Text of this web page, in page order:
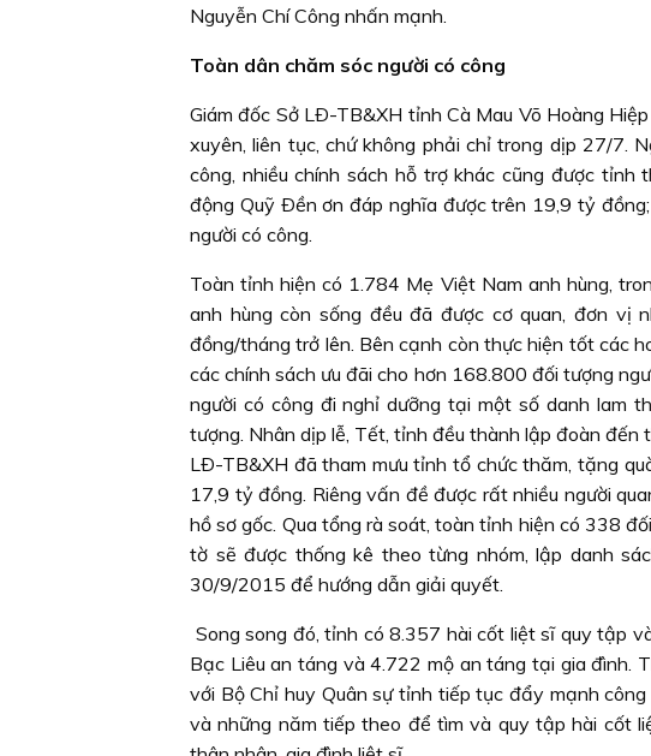
Nguyễn Chí Công nhấn mạnh.
Toàn dân chăm sóc người có công
Giám đốc Sở LÐ-TB&XH tỉnh Cà Mau Võ Hoàng
xuyên, liên tục, chứ không phải chỉ trong dịp 27/7.
công, nhiều chính sách hỗ trợ khác cũng được
động Quỹ Ðền ơn đáp nghĩa được trên 19,9 tỷ
người có công.
Toàn tỉnh hiện có 1.784 Mẹ Việt Nam anh hùng,
anh hùng còn sống đều đã được cơ quan, đơn vị
đồng/tháng trở lên. Bên cạnh còn thực hiện tốt các
các chính sách ưu đãi cho hơn 168.800 đối tượng
người có công đi nghỉ dưỡng tại một số danh lam
tượng. Nhân dịp lễ, Tết, tỉnh đều thành lập đoàn
LÐ-TB&XH đã tham mưu tỉnh tổ chức thăm, tặng
17,9 tỷ đồng. Riêng vấn đề được rất nhiều người
hồ sơ gốc. Qua tổng rà soát, toàn tỉnh hiện có 338
tờ sẽ được thống kê theo từng nhóm, lập danh
30/9/2015 để hướng dẫn giải quyết.
Song song đó, tỉnh có 8.357 hài cốt liệt sĩ quy tập
Bạc Liêu an táng và 4.722 mộ an táng tại gia đình.
với Bộ Chỉ huy Quân sự tỉnh tiếp tục đẩy mạnh
và những năm tiếp theo để tìm và quy tập hài cốt